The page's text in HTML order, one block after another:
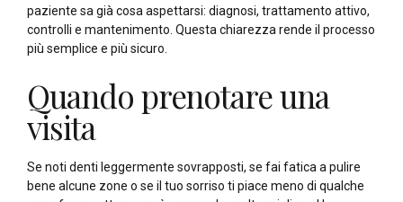
paziente sa già cosa aspettarsi: diagnosi, trattamento attivo,
controlli e mantenimento. Questa chiarezza rende il processo
più semplice e più sicuro.
Quando prenotare una
visita
Se noti denti leggermente sovrapposti, se fai fatica a pulire
bene alcune zone o se il tuo sorriso ti piace meno di qualche